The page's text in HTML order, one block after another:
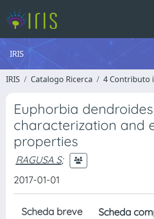
IRIS
IRIS Catalogo Ricerca 4 Contributo
Euphorbia
characterization and
properties
RAGUSA S;
2017-01-01
Scheda breve Scheda